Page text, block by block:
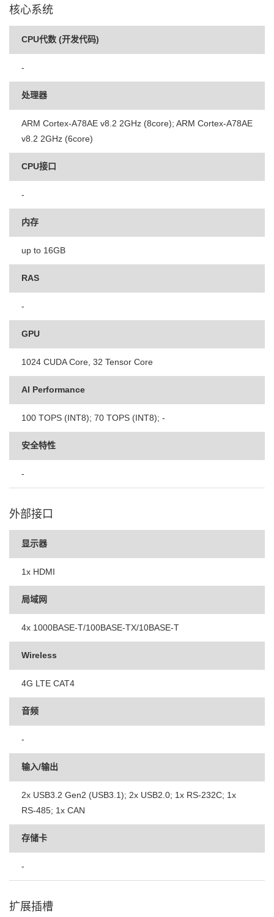
核心系统
CPU代数 (开发代码)
-
处理器
ARM Cortex-A78AE v8.2 2GHz (8core); ARM Cortex-A78AE
v8.2 2GHz (6core)
CPU接口
-
内存
up to 16GB
RAS
-
GPU
1024 CUDA Core, 32 Tensor Core
AI Performance
100 TOPS (INT8); 70 TOPS (INT8); -
安全特性
-
外部接口
显示器
1x HDMI
局域网
4x 1000BASE-T/100BASE-TX/10BASE-T
Wireless
4G LTE CAT4
音频
-
输入/输出
2x USB3.2 Gen2 (USB3.1); 2x USB2.0; 1x RS-232C; 1x
RS-485; 1x CAN
存储卡
-
扩展插槽